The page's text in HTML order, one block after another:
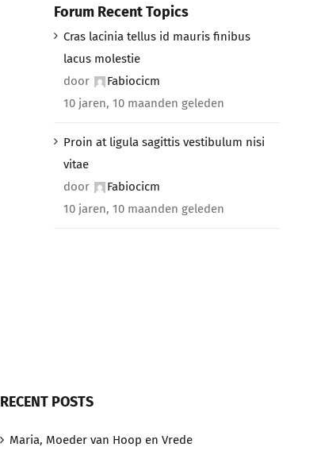
Forum Recent Topics
Cras lacinia tellus id mauris finibus
lacus molestie
door
Fabiocicm
10 jaren, 10 maanden geleden
Proin at ligula sagittis vestibulum nisi
vitae
door
Fabiocicm
10 jaren, 10 maanden geleden
RECENT POSTS
Maria, Moeder van Hoop en Vrede